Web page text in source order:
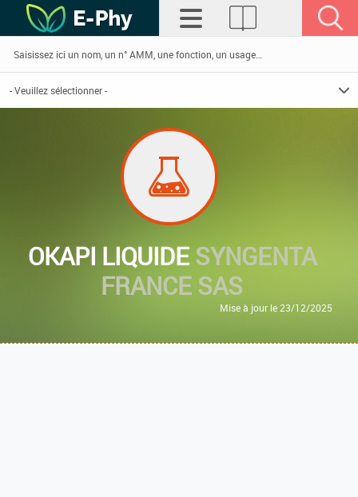
OKAPI LIQUIDESYNGENTA
FRANCE SAS
Mise à jour le 23/12/2025